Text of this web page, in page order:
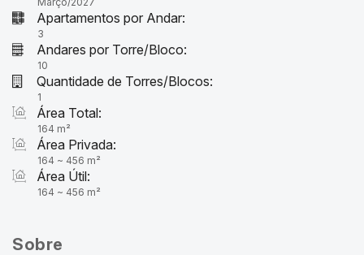
Apartamentos por Andar:
3
Andares por Torre/Bloco:
10
Quantidade de Torres/Blocos:
1
Área Total:
164 m²
Área Privada:
164 ~ 456 m²
Área Útil:
164 ~ 456 m²
Sobre